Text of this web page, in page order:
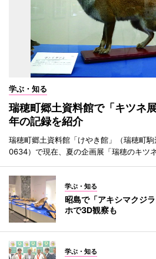
学ぶ・知る
瑞穂町郷土資料館で「キツネ
年の記録を紹介
瑞穂町郷土資料館「けやき館」（瑞穂町
0634）で現在、夏の企画展「瑞穂のキツ
学ぶ・知る
昭島で「アキシマクジ
ホで3D観察も
学ぶ・知る